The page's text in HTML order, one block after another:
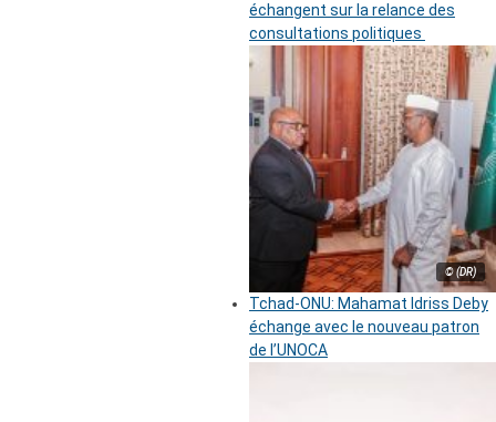
échangent sur la relance des
consultations politiques
© (DR)
Tchad-ONU: Mahamat Idriss Deby
échange avec le nouveau patron
de l’UNOCA